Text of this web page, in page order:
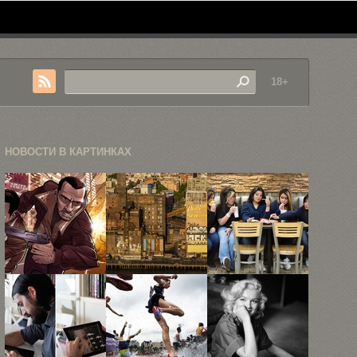
18+
НОВОСТИ В КАРТИНКАХ
Народное
творчество
на тему
Grand ...
«Лето в
городе» —
фотопроект
...
«Макдоналдс»
в 15
портретах
посетителей